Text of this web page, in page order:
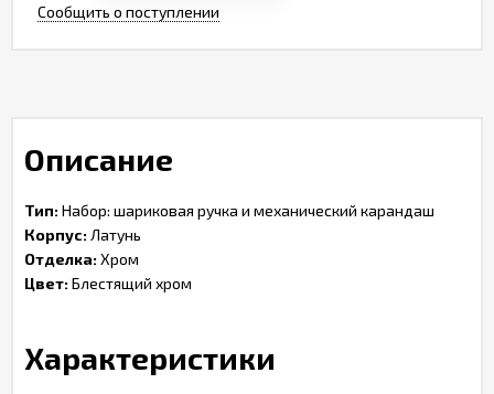
Сообщить о поступлении
Описание
Тип:Набор: шариковая ручка и механический карандаш
Корпус:Латунь
Отделка:Хром
Цвет:Блестящий хром
Характеристики